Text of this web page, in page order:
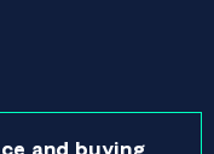
and buying